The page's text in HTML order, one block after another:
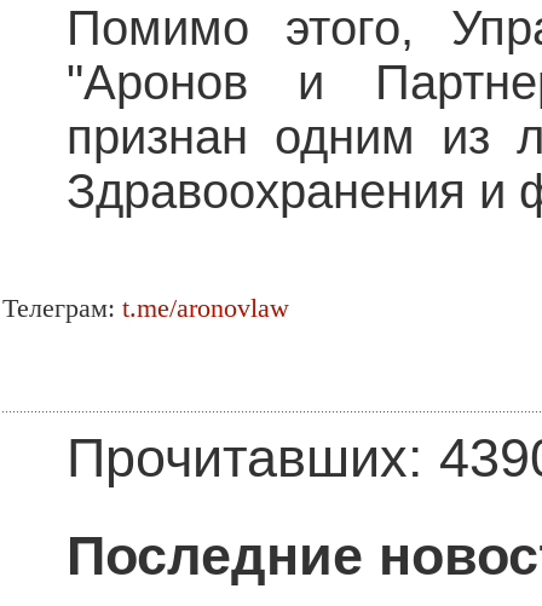
Помимо этого,
"Аронов и
признан одним из
Здравоохранения и
Телеграм: t.me/aronovlaw
Прочитавших:
Последние